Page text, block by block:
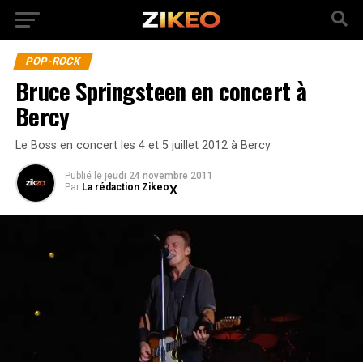
POP-ROCK
Bruce Springsteen en concert à
Bercy
Le Boss en concert les 4 et 5 juillet 2012 à Bercy
Publié le jeudi 24 novembre 2011
Par La rédaction Zikeo